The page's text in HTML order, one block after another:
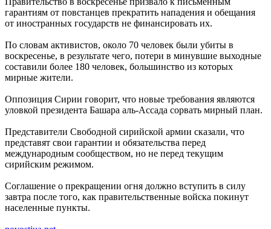
гарантиям от повстанцев прекратить нападения и обещания
от иностранных государств не финансировать их.
По словам активистов, около 70 человек были убиты в
воскресенье, в результате чего, потери в минувшие выходные
составили более 180 человек, большинство из которых
мирные жители.
Оппозиция Сирии говорит, что новые требования являются
уловкой президента Башара аль-Ассада сорвать мирный план.
Представители Свободной сирийской армии сказали, что
представят свои гарантии и обязательства перед
международным сообществом, но не перед текущим
сирийским режимом.
Соглашение о прекращении огня должно вступить в силу
завтра после того, как правительственные войска покинут
населенные пункты.